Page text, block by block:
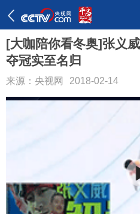
[大咖陪你看冬奥]张义
夺冠实至名归
来源：央视网 2018-02-14